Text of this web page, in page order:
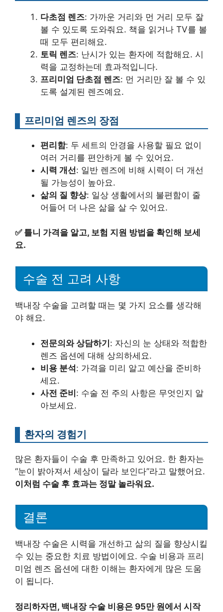
다초점 렌즈: 가까운 거리와 먼 거리 모두 잘
볼 수 있도록 도와줘요. 책을 읽거나 TV를 볼
때 모두 편리해요.
토릭 렌즈: 난시가 있는 환자에 적합해요. 시
력을 교정하는데 효과적입니다.
프리미엄 단초점 렌즈: 먼 거리만 잘 볼 수 있
도록 설계된 렌즈예요.
프리미엄 렌즈의 장점
편리함: 두 세트의 안경을 사용할 필요 없이
여러 거리를 편안하게 볼 수 있어요.
시력 개선: 일반 렌즈에 비해 시력이 더 개선
될 가능성이 높아요.
삶의 질 향상: 일상 생활에서의 불편함이 줄
어들어 더 나은 삶을 살 수 있어요.
✅ 틀니 가격을 알고, 보험 지원 방법을 확인해 보세
요.
수술 전 고려 사항
백내장 수술을 고려할 때는 몇 가지 요소를 생각해
야 해요.
전문의와 상담하기: 자신의 눈 상태와 적합한
렌즈 옵션에 대해 상의하세요.
비용 분석: 가격을 미리 알고 예산을 준비하
세요.
사전 준비: 수술 전 주의 사항은 무엇인지 알
아보세요.
환자의 경험기
많은 환자들이 수술 후 만족하고 있어요. 한 환자는
“눈이 밝아져서 세상이 달라 보인다”라고 말했어요.
이처럼 수술 후 효과는 정말 놀라워요.
결론
백내장 수술은 시력을 개선하고 삶의 질을 향상시킬
수 있는 중요한 치료 방법이에요. 수술 비용과 프리
미엄 렌즈 옵션에 대한 이해는 환자에게 많은 도움
이 됩니다.
정리하자면, 백내장 수술 비용은 95만 원에서 시작